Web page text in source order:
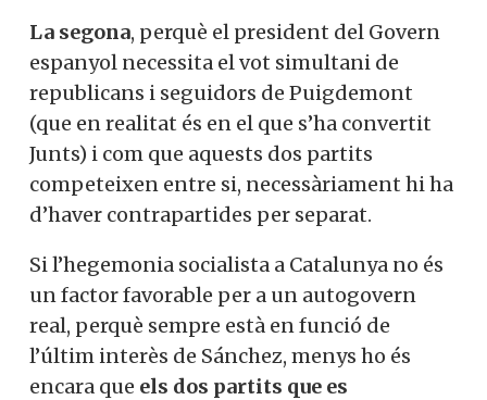
La segona, perquè el president del Govern
espanyol necessita el vot simultani de
republicans i seguidors de Puigdemont
(que en realitat és en el que s’ha convertit
Junts) i com que aquests dos partits
competeixen entre si, necessàriament hi ha
d’haver contrapartides per separat.
Si l’hegemonia socialista a Catalunya no és
un factor favorable per a un autogovern
real, perquè sempre està en funció de
l’últim interès de Sánchez, menys ho és
encara que els dos partits que es